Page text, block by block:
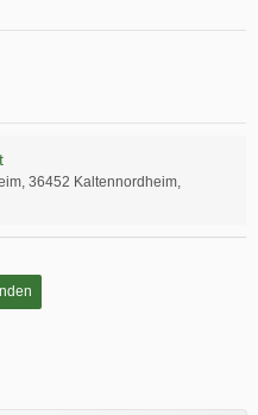
36452 Kaltennordheim,